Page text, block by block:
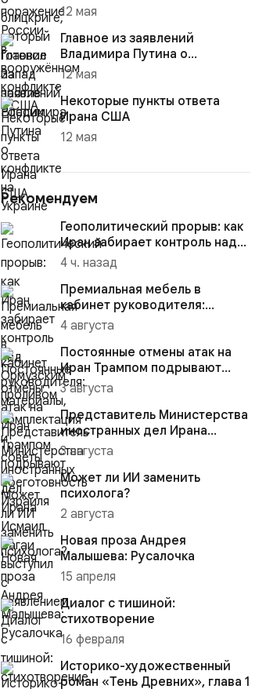
12 мая
Главное из заявлений
Владимира Путина о
конфликте на Украине
12 мая
Некоторые пункты ответа
Ирана США
12 мая
Рекомендуем
Геополитический прорыв: как
Иран забирает контроль над
Ормузским проливом
4 ч. назад
Премиальная мебель в
кабинет руководителя:
материалы, комплектация и
советы
4 августа
Постоянные отмены атак на
Иран Трампом подрывают
боеготовность Израиля
3 августа
Представитель Министерства
иностранных дел Ирана
Исмаил Багаи выступил с зая...
3 августа
Может ли ИИ заменить
психолога?
2 августа
Новая проза Андрея
Малышева: Русалочка
15 апреля
Диалог с тишиной:
стихотворение
16 февраля
Историко-художественный
роман «Тень Древних», глава 1